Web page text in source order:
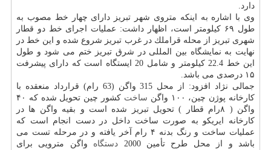
دارد.
وی با اشاره به اینكه متروی شهر تبریز دارای چهار خط مصوب به
طول ۶۹ كیلومتر است، اظهار داشت: عملیات اجرای خط دو قطار
شهری تبریز از محله قراملك در غرب تبریز شروع شده و این خط در
نهایت به نمایشگاه بین المللی در شرق تبریز ختم می شود و طول
این خط 22.4 كیلومتر و شامل 20 ایستگاه است كه دارای پیشرفت
۱۵ درصدی می باشد.
جمالی نژاد افزود: از محل 315 واگن (63 رام) قرارداد منعقده با
كارخانه پوژن چین، ۱۰۰ واگن
ساخت
كشور چین تحویل شده كه ۴۰
واگن ( ۸رام قطار ) تحویل تبریز شده است و بقیه واگن ها در
كارخانه ایریكو به صورت ساخت داخل در دست انجام است كه
عملیات ساخت و رنگ بدنه ۴ رام آخر یافته و در مرحله تست می
باشد و از محل طرح تأمین 2000
دستگاه واگن مترویی برای